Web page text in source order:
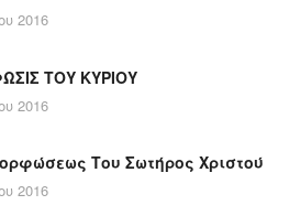
2016
ΤΟΥ ΚΥΡΙΟΥ
2016
Του Σωτήρος Χριστού
2016